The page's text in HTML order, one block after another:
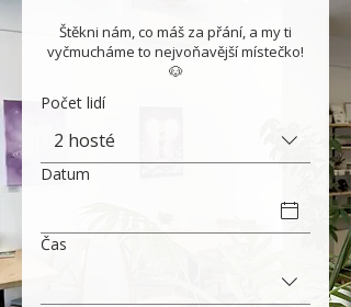
Štěkni nám, co máš za přání, a my ti
vyčmucháme to nejvoňavější místečko!
🐶
Počet lidí
2 hosté
Datum
Čas